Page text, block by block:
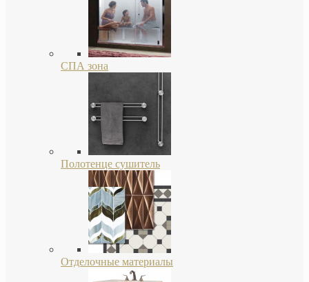
СПА зона
Полотенце сушитель
Отделочные материалы